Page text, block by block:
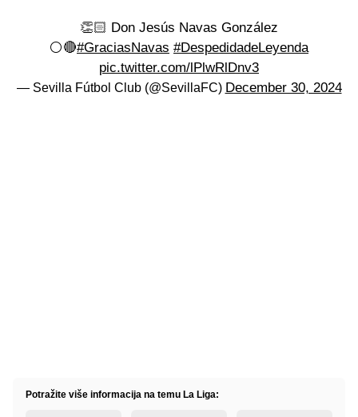
👏🏻 Don Jesús Navas González
⚪️🔴#GraciasNavas #DespedidadeLeyenda
pic.twitter.com/lPlwRlDnv3
— Sevilla Fútbol Club (@SevillaFC) December 30, 2024
Potražite više informacija na temu La Liga: